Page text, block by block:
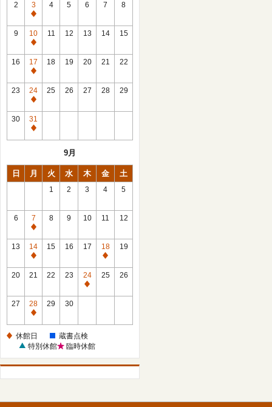
2
3
休
館
日
4 5 6 7 8
9
10
休
館
日
11 12 13 14 15
16
17
休
館
日
18 19 20 21 22
23
24
休
館
日
25 26 27 28 29
30
31
休
9月
日 月 火 水 木 金 土
1 2 3 4 5
6
7
休
館
日
8 9 10 11 12
13
14
休
館
15 16 17
18
休
館
19
20 21 22 23
24
休
25 26
27
28
休
日
29 30
休館日
蔵書点検
特別休館
臨時休館